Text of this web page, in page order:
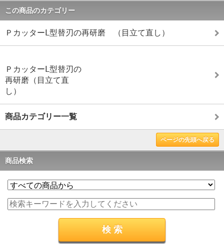
この商品のカテゴリー
ＰカッターⅬ型替刃の再研磨 （目立て直し）
ＰカッターⅬ型替刃の
再研磨（目立て直
し）
商品カテゴリー一覧
ページの先頭へ戻る
商品検索